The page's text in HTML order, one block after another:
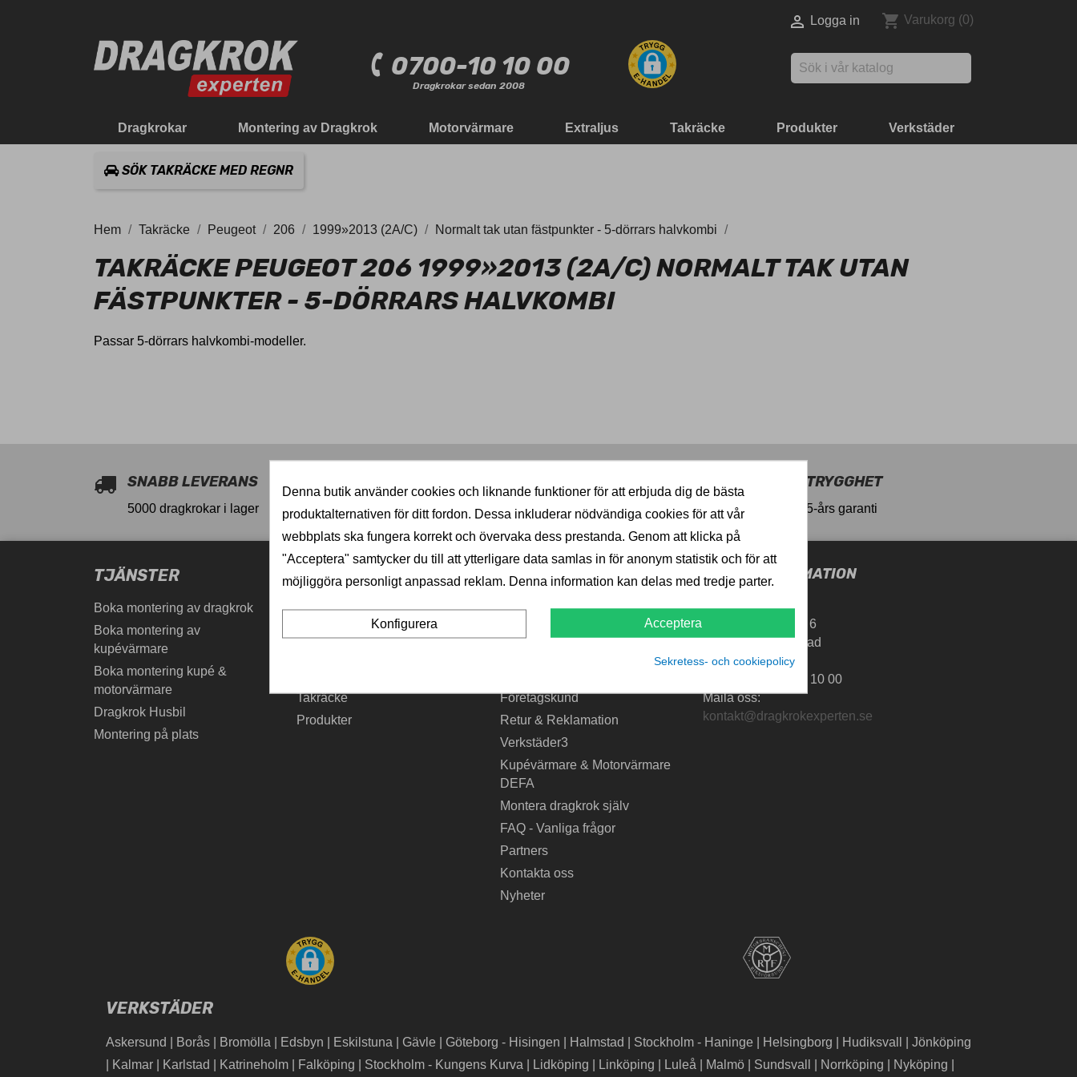
 Logga in shopping_cart Varukorg (0)
0700-10 10 00
Dragkrokar sedan 2008
Dragkrokar Montering av Dragkrok Motorvärmare Extraljus Takräcke Produkter Verkstäder
SÖK TAKRÄCKE MED REGNR
Hem Takräcke Peugeot 206 1999»2013 (2A/C) Normalt tak utan fästpunkter - 5-dörrars halvkombi
TAKRÄCKE PEUGEOT 206 1999»2013 (2A/C) NORMALT TAK UTAN
FÄSTPUNKTER - 5-DÖRRARS HALVKOMBI
Passar 5-dörrars halvkombi-modeller.
SNABB LEVERANS
5000 dragkrokar i lager Välkända varumärken Billigast i norden
TRYGGHET
5-års garanti
TJÄNSTER
Boka montering av dragkrok
Boka montering av
kupévärmare
Boka montering kupé &
motorvärmare
Dragkrok Husbil
Montering på plats
PRODUKTER
Billig dragkrok
Dragkrokar & elsatser
Takräcke
Produkter
INFORMATION
Leverans
Företagskund
Retur & Reklamation
Verkstäder3
Kupévärmare & Motorvärmare
DEFA
Montera dragkrok själv
FAQ - Vanliga frågor
Partners
Kontakta oss
Nyheter
BUTIKSINFORMATION
DragkrokExperten
Svartalundsvägen 6
SE-302 35 Halmstad
Sweden
0700-10 10 00
Maila oss:
kontakt@dragkrokexperten.se
VERKSTÄDER
Askersund Borås Bromölla Edsbyn Eskilstuna Gävle Göteborg - Hisingen Halmstad Stockholm - Haninge Helsingborg Hudiksvall
Jönköping
Kalmar Karlstad Katrineholm Falköping Stockholm - Kungens Kurva Lidköping Linköping Luleå Malmö Sundsvall Norrköping Nyköping
Denna butik använder cookies och liknande funktioner för att erbjuda dig de bästa
produktalternativen för ditt fordon. Dessa inkluderar nödvändiga cookies för att vår
webbplats ska fungera korrekt och övervaka dess prestanda. Genom att klicka på
"Acceptera" samtycker du till att ytterligare data samlas in för anonym statistik och för att
möjliggöra personligt anpassad reklam. Denna information kan delas med tredje parter.
Acceptera
Konfigurera
Sekretess- och cookiepolicy